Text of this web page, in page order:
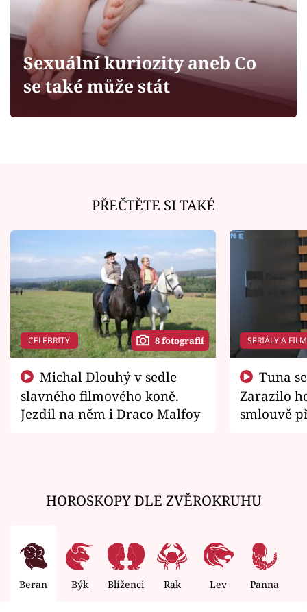
Sledujte prima+
Filmový festival Karlovy Vary
Pořady
Sledujte nás
Sexuální kuriozity aneb Co
se také může stát
PŘEČTĚTE SI TAKÉ
CELEBRITY 8 fotografií
slavného filmového koně.
Jezdil na něm i Draco Malfoy
SERIÁLY A
Zarazilo
smlouvě
HOROSKOPY DLE ZVĚROKRUHU
Beran Býk Blíženci Rak Lev Panna